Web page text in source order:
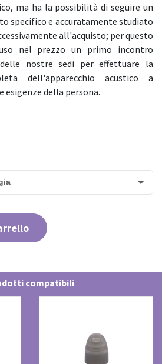
ma ha la possibilità di seguire un
specifico e accuratamente studiato
all'acquisto; per questo
nel prezzo un primo incontro
nostre sedi per effettuare la
dell'apparecchio acustico a
esigenze della persona.
compatibili